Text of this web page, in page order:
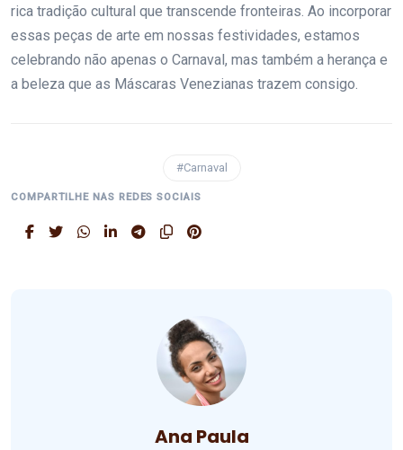
rica tradição cultural que transcende fronteiras. Ao incorporar
essas peças de arte em nossas festividades, estamos
celebrando não apenas o Carnaval, mas também a herança e
a beleza que as Máscaras Venezianas trazem consigo.
#Carnaval
COMPARTILHE NAS REDES SOCIAIS
Ana Paula